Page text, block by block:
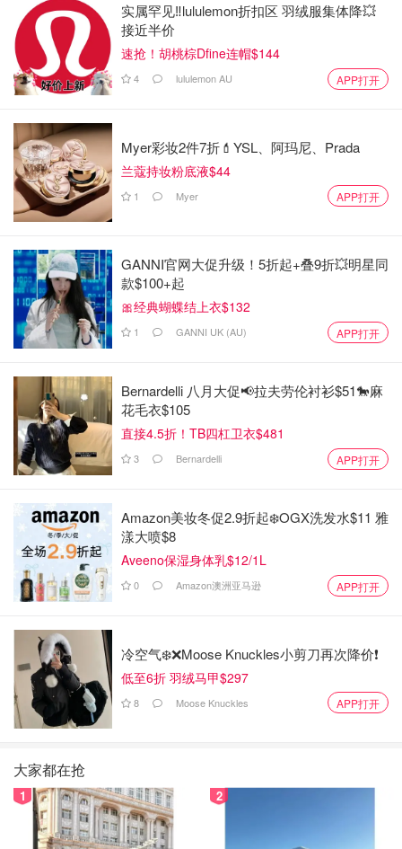
实属罕见‼️lululemon折扣区 羽绒服集体降💥
接近半价
速抢！胡桃棕Dfine连帽$144
4 lululemon AU APP打开
Myer彩妆2件7折💄YSL、阿玛尼、Prada
兰蔻持妆粉底液$44
1 Myer APP打开
GANNI官网大促升级！5折起+叠9折💥明星同
款$100+起
🎀经典蝴蝶结上衣$132
1 GANNI UK (AU) APP打开
Bernardelli 八月大促📢拉夫劳伦衬衫$51🐎麻
花毛衣$105
直接4.5折！TB四杠卫衣$481
3 Bernardelli APP打开
Amazon美妆冬促2.9折起❄️OGX洗发水$11 雅
漾大喷$8
Aveeno保湿身体乳$12/1L
0 Amazon澳洲亚马逊 APP打开
冷空气❄️❌️Moose Knuckles小剪刀再次降价❗️
低至6折 羽绒马甲$297
8 Moose Knuckles APP打开
大家都在抢
1 2